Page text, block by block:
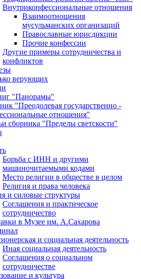
Внутриконфессиональные отношения
Взаимоотношения
мусульманских организаций
Православные юрисдикции
Прочие конфессии
Другие примеры сотрудничества и
конфликтов
верующих
"Панорамы"
"Преодолевая государственно -
отношения"
сборника "Пределы светскости"
Борьба с ИНН и другими
машиночитаемыми кодами
Место религии в обществе в целом
Религия и права человека
и силовые структуры
Соглашения и практическое
сотрудничество
в Музее им. А.Сахарова
и социальная деятельность
Иная социальная деятельность
Соглашения о социальном
сотрудничестве
и культура